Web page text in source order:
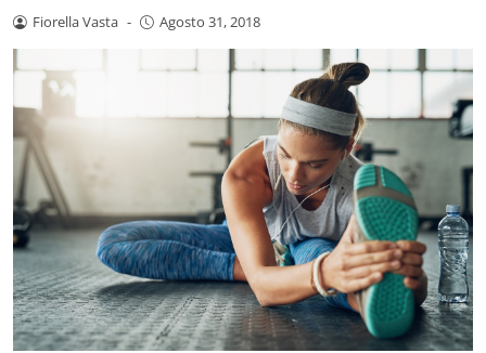
Fiorella Vasta - Agosto 31, 2018